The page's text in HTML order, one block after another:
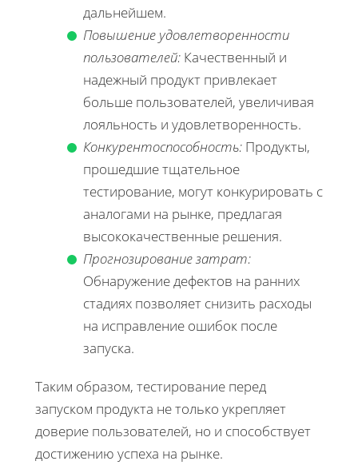
дальнейшем.
Повышение удовлетворенности
пользователей: Качественный и
надежный продукт привлекает
больше пользователей, увеличивая
лояльность и удовлетворенность.
Конкурентоспособность: Продукты,
прошедшие тщательное
тестирование, могут конкурировать с
аналогами на рынке, предлагая
высококачественные решения.
Прогнозирование затрат:
Обнаружение дефектов на ранних
стадиях позволяет снизить расходы
на исправление ошибок после
запуска.
Таким образом, тестирование перед
запуском продукта не только укрепляет
доверие пользователей, но и способствует
достижению успеха на рынке.